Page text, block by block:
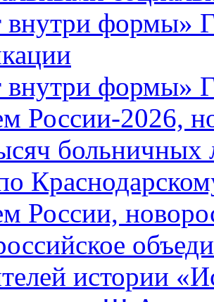
внутри формы»
внутри формы»
России-2026,
больничных
России,
истории